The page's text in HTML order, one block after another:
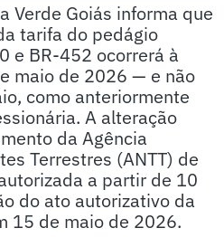
Verde Goiás informa que
tarifa do pedágio
e BR-452 ocorrerá à
maio de 2026 — e não
como anteriormente
A alteração
da Agência
Terrestres (ANTT) de
a partir de 10
do ato autorizativo da
15 de maio de 2026.